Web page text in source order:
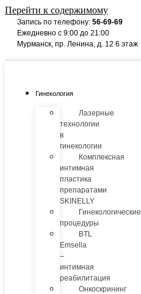
Перейти к содержимому
Запись по телефону: 56-69-69
Ежедневно с 9:00 до 21:00
Мурманск, пр. Ленина, д. 12 6 этаж
Гинекология
Лазерные
технологии
в
гинекологии
Комплексная
интимная
пластика
препаратами
SKINELLY
Гинекологические
процедуры
BTL
Emsella
–
интимная
реабилитация
Онкоскрининг